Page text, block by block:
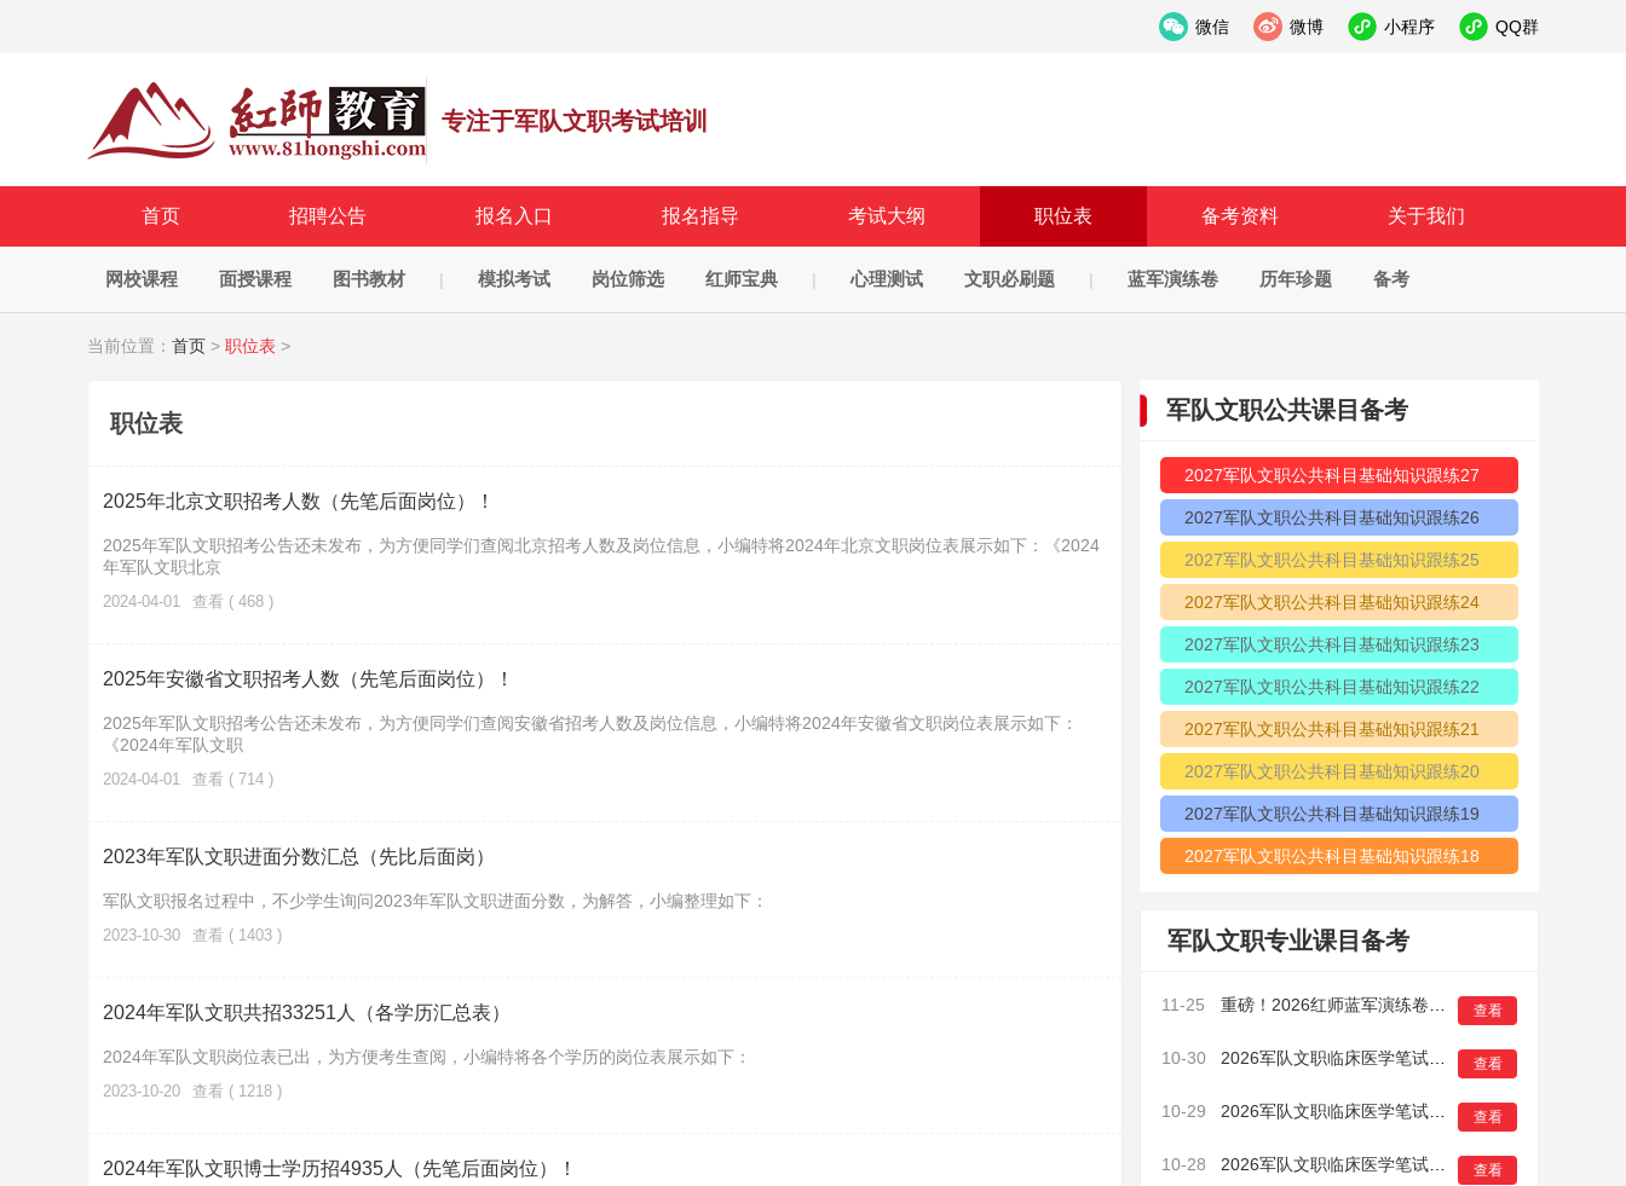
微信 微博 小程序 QQ群
专注于军队文职考试培训
首页 招聘公告 报名入口 报名指导 考试大纲 职位表 备考资料 关于我们
网校课程 面授课程 图书教材 | 模拟考试 岗位筛选 红师宝典 | 心理测试 文职必刷题 | 蓝军演练卷 历年珍题 备考
当前位置： 首页 > 职位表 >
职位表
2025年北京文职招考人数（先笔后面岗位）！
2025年军队文职招考公告还未发布，为方便同学们查阅北京招考人数及岗位信息，小编特将2024年北京文职岗位表展示如下：《2024
年军队文职北京
2024-04-01 查看 ( 468 )
2025年安徽省文职招考人数（先笔后面岗位）！
2025年军队文职招考公告还未发布，为方便同学们查阅安徽省招考人数及岗位信息，小编特将2024年安徽省文职岗位表展示如下：
《2024年军队文职
2024-04-01 查看 ( 714 )
2023年军队文职进面分数汇总（先比后面岗）
军队文职报名过程中，不少学生询问2023年军队文职进面分数，为解答，小编整理如下：
2023-10-30 查看 ( 1403 )
2024年军队文职共招33251人（各学历汇总表）
2024年军队文职岗位表已出，为方便考生查阅，小编特将各个学历的岗位表展示如下：
2023-10-20 查看 ( 1218 )
2024年军队文职博士学历招4935人（先笔后面岗位）！
军队文职公共课目备考
2027军队文职公共科目基础知识跟练27
2027军队文职公共科目基础知识跟练26
2027军队文职公共科目基础知识跟练25
2027军队文职公共科目基础知识跟练24
2027军队文职公共科目基础知识跟练23
2027军队文职公共科目基础知识跟练22
2027军队文职公共科目基础知识跟练21
2027军队文职公共科目基础知识跟练20
2027军队文职公共科目基础知识跟练19
2027军队文职公共科目基础知识跟练18
军队文职专业课目备考
11-25 查看
10-30 查看
10-29 查看
10-28 查看